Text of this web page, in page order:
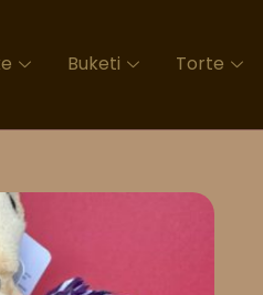
Buketi Torte